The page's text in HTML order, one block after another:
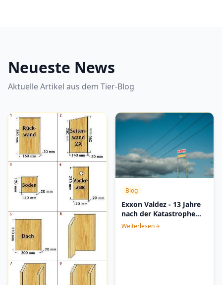
Neueste News
Aktuelle Artikel aus dem Tier-Blog
Blog
Exxon Valdez - 13 Jahre
nach der Katastrophe
noch in Betrieb
Weiterlesen